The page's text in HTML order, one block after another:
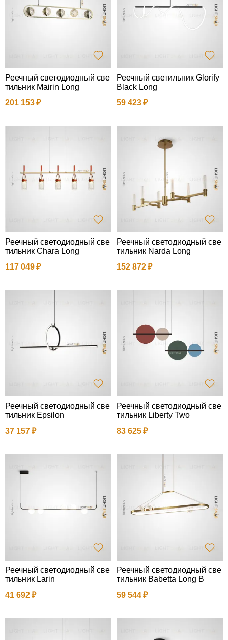
Реечный светодиодный све
тильник Mairin Long
201 153
Реечный светильник Glorify
Black Long
59 423
Реечный светодиодный све
тильник Chara Long
117 049
Реечный светодиодный све
тильник Narda Long
152 872
Реечный светодиодный све
тильник Epsilon
37 157
Реечный светодиодный све
тильник Liberty Two
83 625
Реечный светодиодный све
тильник Larin
41 692
Реечный светодиодный све
тильник Babetta Long B
59 544